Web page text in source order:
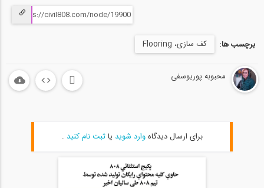
برچسب ها: کف سازی، Flooring
محبوبه پوریوسفی
برای ارسال دیدگاهوارد شوید یاثبت نام کنید .